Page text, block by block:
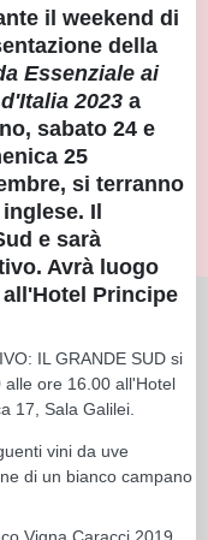
il weekend di
della
Essenziale ai
2023 a
sabato 24 e
25
si terranno
Il
e sarà
Avrà luogo
Principe
IL GRANDE SUD si
ore 16.00 all'Hotel
17, Sala Galilei.
vini da uve
di un bianco campano
Vigna Caracci 2019